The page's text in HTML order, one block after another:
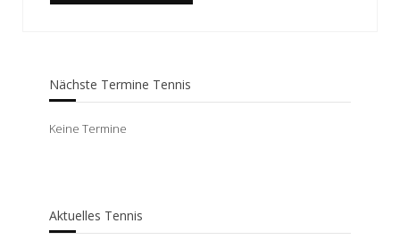
Nächste Termine Tennis
Keine Termine
Aktuelles Tennis